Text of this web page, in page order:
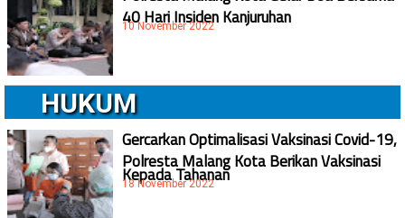
40 Hari Insiden Kanjuruhan
10 November 2022
HUKUM
Gercarkan Optimalisasi Vaksinasi Covid-19,
Polresta Malang Kota Berikan Vaksinasi
Kepada Tahanan
18 November 2022